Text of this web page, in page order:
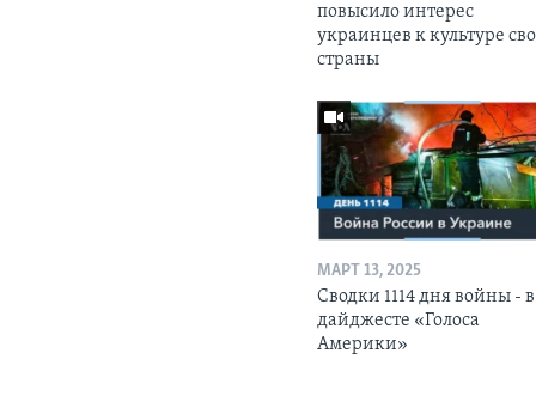
повысило интерес
украинцев к культуре
страны
МАРТ 13, 2025
Сводки 1114 дня войны - в
дайджесте «Голоса
Америки»